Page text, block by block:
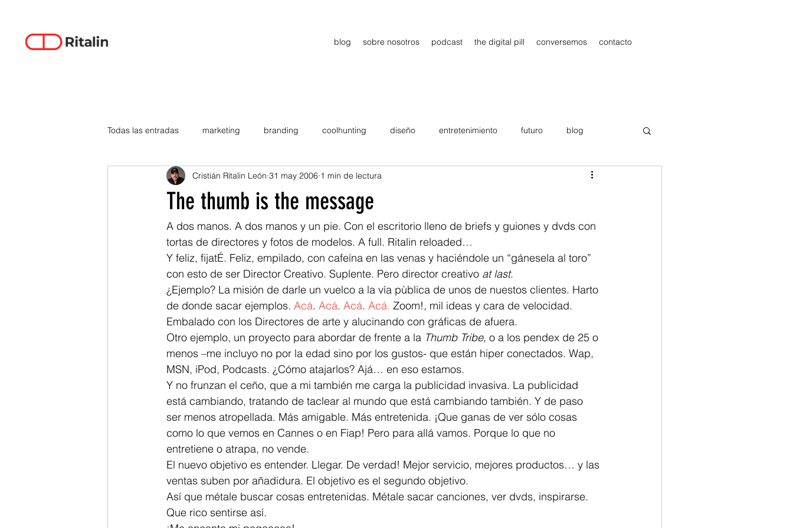
blog sobre nosotros podcast the digital pill conversemos contacto
Todas las entradas marketing branding coolhunting diseño entretenimiento futuro blog
data-driven creativity emprendimiento estrategia gadgets Publicidad
smartphones tecnología Viajes tendencias Wow B2B Showcase
The thumb is the message
Cristián Ritalin León 31 may 2006 1 min de lectura
A dos manos. A dos manos y un pie. Con el escritorio lleno de briefs y guiones y dvds con
tortas de directores y fotos de modelos. A full. Ritalin reloaded…
Y feliz, fijatÉ. Feliz, empilado, con cafeína en las venas y haciéndole un “gánesela al toro”
con esto de ser Director Creativo. Suplente. Pero director creativo at last.
¿Ejemplo? La misión de darle un vuelco a la vía pùblica de unos de nuestos clientes. Harto
de donde sacar ejemplos. Acá. Acá. Acá. Acá. Zoom!, mil ideas y cara de velocidad.
Embalado con los Directores de arte y alucinando con gráficas de afuera.
Otro ejemplo, un proyecto para abordar de frente a la Thumb Tribe, o a los pendex de 25 o
menos –me incluyo no por la edad sino por los gustos- que están hiper conectados. Wap,
MSN, iPod, Podcasts. ¿Cómo atajarlos? Ajá… en eso estamos.
Y no frunzan el ceño, que a mi también me carga la publicidad invasiva. La publicidad
está cambiando, tratando de taclear al mundo que está cambiando también. Y de paso
ser menos atropellada. Más amigable. Más entretenida. ¡Que ganas de ver sólo cosas
como lo que vemos en Cannes o en Fiap! Pero para allá vamos. Porque lo que no
entretiene o atrapa, no vende.
El nuevo objetivo es entender. Llegar. De verdad! Mejor servicio, mejores productos… y las
ventas suben por añadidura. El objetivo es el segundo objetivo.
Así que métale buscar cosas entretenidas. Métale sacar canciones, ver dvds, inspirarse.
Que rico sentirse así.